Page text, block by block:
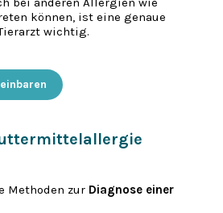
können, ist eine genaue
wichtig.
Methoden zur Diagnose einer